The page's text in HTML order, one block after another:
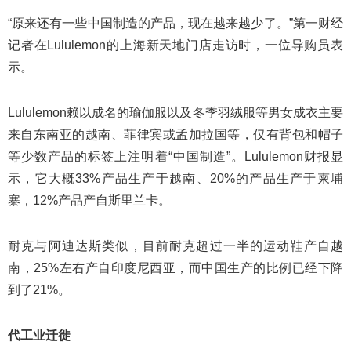
“原来还有一些中国制造的产品，现在越来越少了。”第一财经
记者在Lululemon的上海新天地门店走访时，一位导购员表
示。
Lululemon赖以成名的瑜伽服以及冬季羽绒服等男女成衣主要
来自东南亚的越南、菲律宾或孟加拉国等，仅有背包和帽子
等少数产品的标签上注明着“中国制造”。Lululemon财报显
示，它大概33%产品生产于越南、20%的产品生产于柬埔
寨，12%产品产自斯里兰卡。
耐克与阿迪达斯类似，目前耐克超过一半的运动鞋产自越
南，25%左右产自印度尼西亚，而中国生产的比例已经下降
到了21%。
代工业迁徙